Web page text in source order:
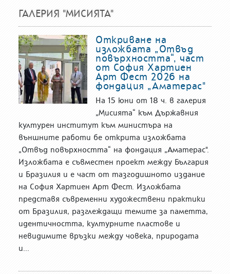
ГАЛЕРИЯ "МИСИЯТА"
Откриване на
изложбата „Отвъд
повърхността“, част
от София Хартиен
Арт Фест 2026 на
фондация „Аматерас"
На 15 юни от 18 ч. в галерия
„Мисията“ към Държавния
културен институт към министъра на
външните работи бе открита изложбата
„Отвъд повърхността“ на фондация „Аматерас".
Изложбата е съвместен проект между България
и Бразилия и е част от тазгодишното издание
на София Хартиен Арт Фест. Изложбата
представя съвременни художествени практики
от Бразилия, разглеждащи темите за паметта,
идентичността, културните пластове и
невидимите връзки между човека, природата
и...